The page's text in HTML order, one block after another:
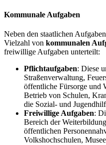
Kommunale Aufgaben
Neben den staatlichen
Vielzahl von kommunalen
freiwillige Aufgaben unterteilt:
Pflichtaufgaben: Diese
Straßenverwaltung,
öffentliche Fürsorge und
Betrieb von Schulen,
die Sozial- und
Freiwillige Aufgaben:
Bereich der
öffentlichen
Volkshochschulen,